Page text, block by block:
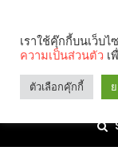
เราใช้คุ๊กกี้บนเว็บ
ความเป็นส่วนตัว เ
ตัวเลือกคุ๊กกี้